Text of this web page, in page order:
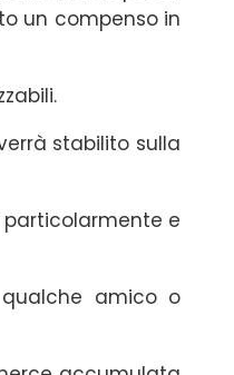
un compenso in
stabilito sulla
e
amico o